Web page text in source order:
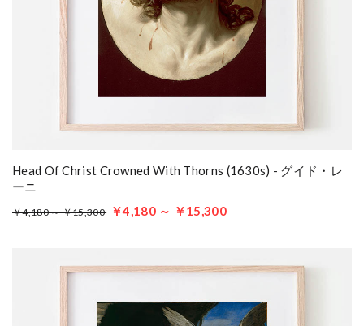
Head Of Christ Crowned With Thorns (1630s) - グイド・レ
ーニ
￥4,180 ～ ￥15,300 ￥4,180 ～ ￥15,300